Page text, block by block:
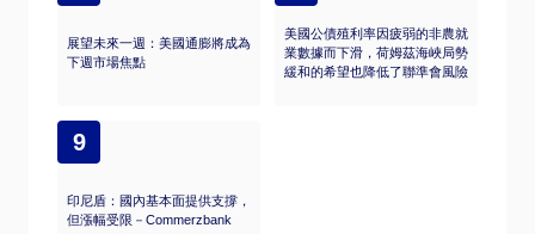
展望未來一週：美國通膨將成為
下週市場焦點
美國公債殖利率因疲弱的非農就
業數據而下滑，荷姆茲海峽局勢
緩和的希望也降低了聯準會風險
9
印尼盾：國內基本面提供支撐，
但漲幅受限－Commerzbank